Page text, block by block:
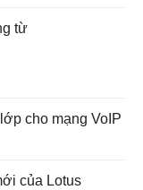
từ
cho mạng VoIP
của Lotus